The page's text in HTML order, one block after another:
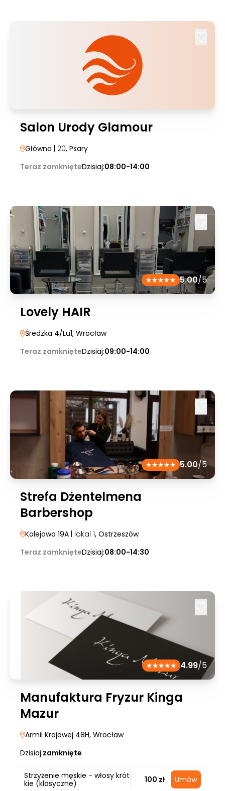
Salon Urody Glamour
Główna | 20, Psary
Teraz zamknięteDzisiaj:08:00-14:00
5.00/5
Lovely HAIR
Średzka 4/Lu1, Wrocław
Teraz zamknięteDzisiaj:09:00-14:00
5.00/5
Strefa Dżentelmena
Barbershop
Kolejowa 19A | lokal 1, Ostrzeszów
Teraz zamknięteDzisiaj:08:00-14:30
4.99/5
Manufaktura Fryzur Kinga
Mazur
Armii Krajowej 48H, Wrocław
Dzisiaj:zamknięte
Strzyżenie męskie - włosy krót
kie (klasyczne)
100 zł Umów